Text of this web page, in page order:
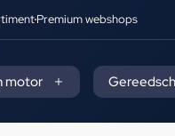
Premium webshops
motor